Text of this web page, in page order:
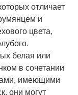
отличает
и
цвета,
белая или
в сочетании
имеющими
они могут